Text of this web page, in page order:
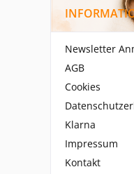
Newsletter
AGB
Cookies
Klarna
Impressum
Kontakt